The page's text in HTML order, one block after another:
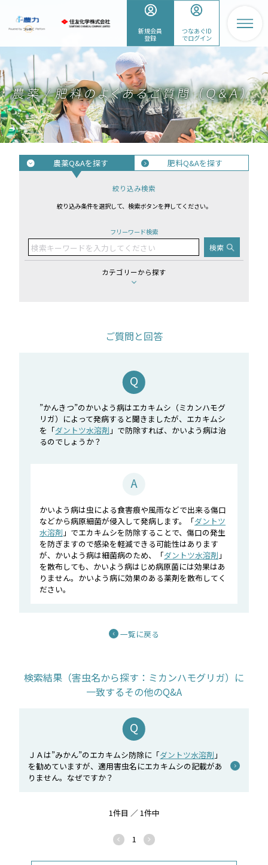
新規会員
登録
つなあぐID
でログイン
農薬Q&Aを探す 肥料Q&Aを探す
絞り込み検索
絞り込み条件を選択して、検索ボタンを押してください。
フリーワード検索
カテゴリーから探す
ご質問と回答
”かんきつ”のかいよう病はエカキムシ（ミカンハモグ
リガ）によって発病すると聞きましたが、エカキムシ
を「ダントツ水溶剤 」で防除すれば、かいよう病は治
るのでしょうか？
かいよう病は虫による食害痕や風雨などで出来る傷口
などから病原細菌が侵入して発病します。「ダントツ
水溶剤 」でエカキムシを防除することで、傷口の発生
を防ぎますので感染を軽減できる可能性はあります
が、かいよう病は細菌病のため、「ダントツ水溶剤 」
を散布しても、かいよう病はじめ病原菌には効果はあ
りません。かいよう病に効果のある薬剤を散布してく
ださい。
一覧に戻る
検索結果（害虫名から探す：ミカンハモグリガ）に
一致するその他のQ&A
ＪＡは”みかん”のエカキムシ防除に「ダントツ水溶剤 」
を勧めていますが、適用害虫名にエカキムシの記載があ
りません。なぜですか？
1件目 ／ 1件中
1